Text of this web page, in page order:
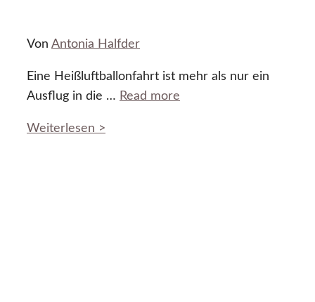
Von Antonia Halfder
Eine Heißluftballonfahrt ist mehr als nur ein
Ausflug in die … Read more
Weiterlesen >